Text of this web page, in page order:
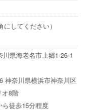
してください）
県海老名市上郷1-26-1
神奈川県横浜市神奈川区
オ8階
徒歩15分程度